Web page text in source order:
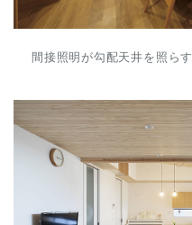
間接照明が勾配天井を照らす